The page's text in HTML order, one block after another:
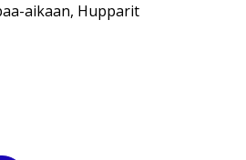
aikaan, Hupparit